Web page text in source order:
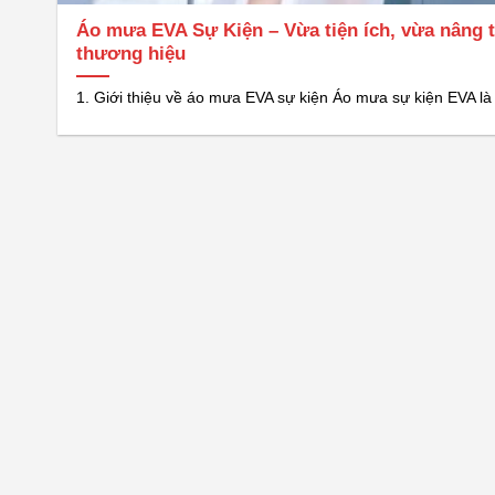
Áo mưa EVA Sự Kiện – Vừa tiện ích, vừa nâng
thương hiệu
1. Giới thiệu về áo mưa EVA sự kiện Áo mưa sự kiện EVA là